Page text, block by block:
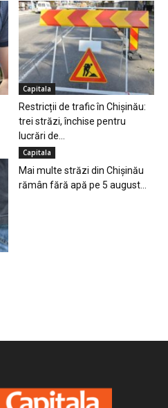
Capitala
Restricții de trafic în Chișinău:
trei străzi, închise pentru
lucrări de...
Capitala
Mai multe străzi din Chișinău
rămân fără apă pe 5 august...